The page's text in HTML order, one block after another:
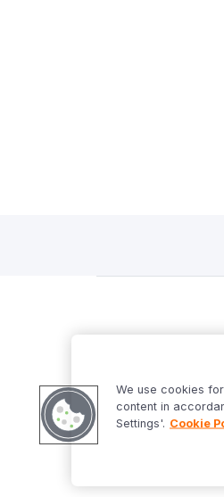
We use cookies
content in
Settings'. Cookie